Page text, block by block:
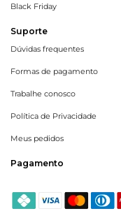
Black Friday
Suporte
Dúvidas frequentes
Formas de pagamento
Trabalhe conosco
Política de Privacidade
Meus pedidos
Pagamento